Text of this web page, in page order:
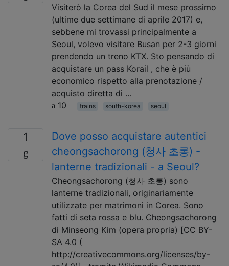
Visiterò la Corea del Sud il mese prossimo
(ultime due settimane di aprile 2017) e,
sebbene mi trovassi principalmente a
Seoul, volevo visitare Busan per 2-3 giorni
prendendo un treno KTX. Sto pensando di
acquistare un pass Korail , che è più
economico rispetto alla prenotazione /
acquisto diretta di …
10
trains south-korea seoul
1
Dove posso acquistare autentici
cheongsachorong (청사 초롱) -
lanterne tradizionali - a Seoul?
Cheongsachorong (청사 초롱) sono
lanterne tradizionali, originariamente
utilizzate per matrimoni in Corea. Sono
fatti di seta rossa e blu. Cheongsachorong
di Minseong Kim (opera propria) [CC BY-
SA 4.0 (
http://creativecommons.org/licenses/by-